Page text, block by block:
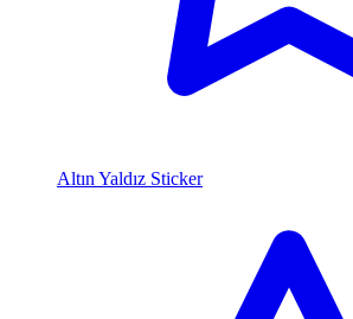
Altın Yaldız Sticker